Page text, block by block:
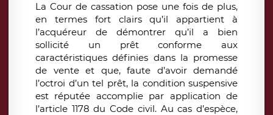
La Cour de cassation pose une fois de plus,
en termes fort clairs qu’il appartient à
l’acquéreur de démontrer qu’il a bien
sollicité un prêt conforme aux
caractéristiques définies dans la promesse
de vente et que, faute d’avoir demandé
l’octroi d’un tel prêt, la condition suspensive
est réputée accomplie par application de
l’article 1178 du Code civil. Au cas d’espèce,